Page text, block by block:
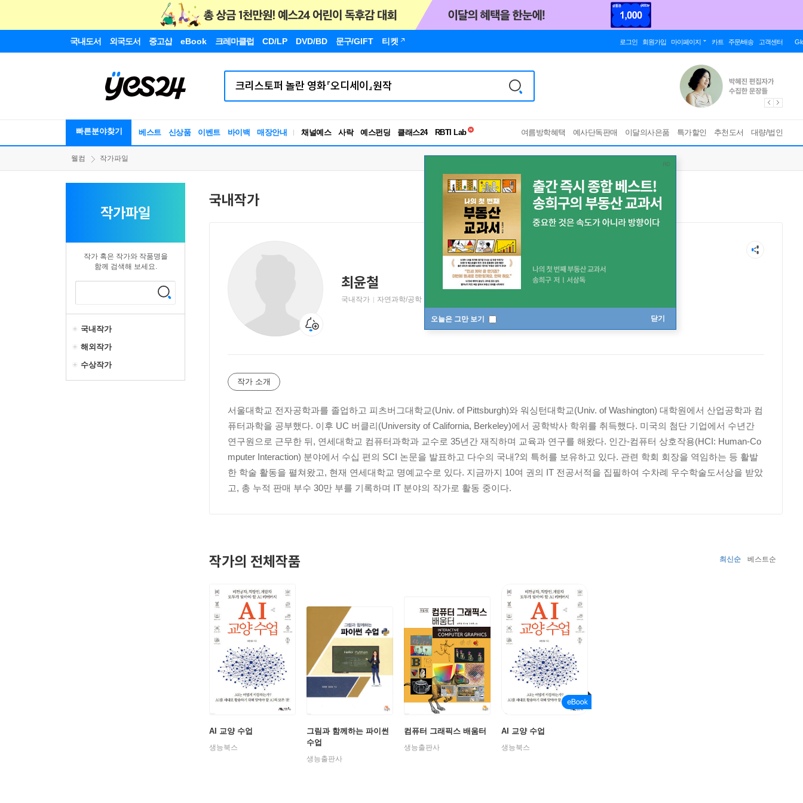
국내도서 외국도서 중고샵 eBook 크레마클럽 CD/LP DVD/BD 문구/GIFT 티켓 로그인 회원가입 마이페이지 카트 주문/배송 고객센터
빠른분야찾기 베스트 신상품 이벤트 바이백 매장안내 채널예스 사락 예스펀딩 클래스24
RBTI Lab
독서유형검사
여름방학혜택 예사단독판매 이달의사은품 특가할인 추천도서 대량/법인
오늘은 그만 보기 닫기
웰컴 작가파일
작가파일
작가 혹은 작가와 작품명을
함께 검색해 보세요.
국내작가
해외작가
수상작가
국내작가
최윤철
국내작가 자연과학/공학 저자
작가 소개
서울대학교 전자공학과를 졸업하고 피츠버그대학교(Univ. of Pittsburgh)와 워싱턴대학교(Univ. of Washington) 대학원에서 산업공학과 컴
퓨터과학을 공부했다. 이후 UC 버클리(University of California, Berkeley)에서 공학박사 학위를 취득했다. 미국의 첨단 기업에서 수년간
연구원으로 근무한 뒤, 연세대학교 컴퓨터과학과 교수로 35년간 재직하며 교육과 연구를 해왔다. 인간-컴퓨터 상호작용(HCI: Human-Co
mputer Interaction) 분야에서 수십 편의 SCI 논문을 발표하고 다수의 국내?외 특허를 보유하고 있다. 관련 학회 회장을 역임하는 등 활발
한 학술 활동을 펼쳐왔고, 현재 연세대학교 명예교수로 있다. 지금까지 10여 권의 IT 전공서적을 집필하여 수차례 우수학술도서상을 받았
고, 총 누적 판매 부수 30만 부를 기록하며 IT 분야의 작가로 활동 중이다.
작가의 전체작품 최신순 베스트순
AI 교양 수업
생능북스
그림과 함께하는 파이썬
수업
생능출판사
컴퓨터 그래픽스 배움터
생능출판사
AI 교양 수업
생능북스